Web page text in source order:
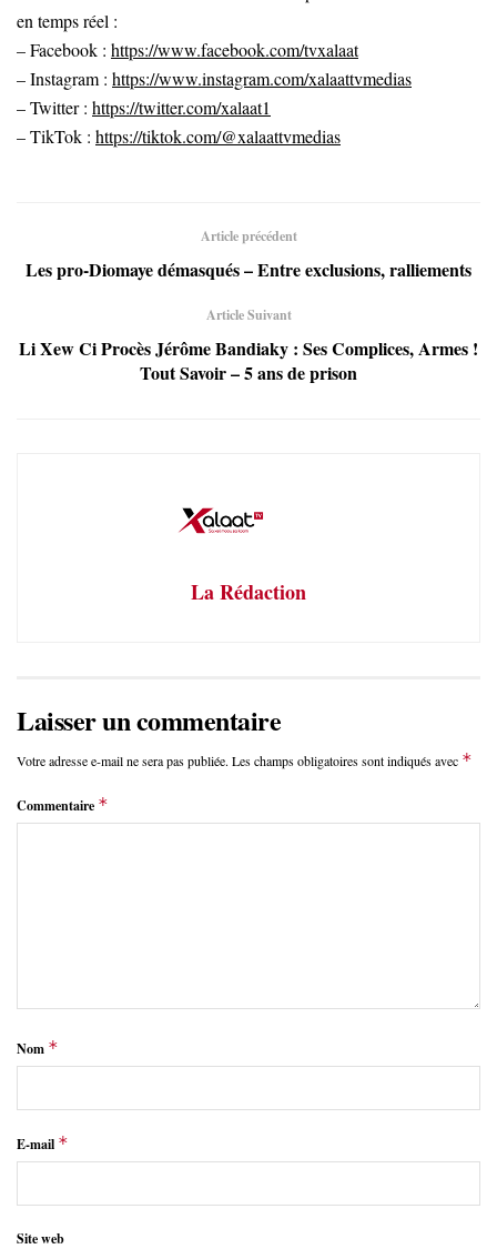
en temps réel :
– Facebook : https://www.facebook.com/tvxalaat
– Instagram : https://www.instagram.com/xalaattvmedias
– Twitter : https://twitter.com/xalaat1
– TikTok : https://tiktok.com/@xalaattvmedias
Article précédent
Les pro-Diomaye démasqués – Entre exclusions, ralliements
Article Suivant
Li Xew Ci Procès Jérôme Bandiaky : Ses Complices, Armes !
Tout Savoir – 5 ans de prison
La Rédaction
Laisser un commentaire
Votre adresse e-mail ne sera pas publiée. Les champs obligatoires sont indiqués avec *
Commentaire *
Nom *
E-mail *
Site web